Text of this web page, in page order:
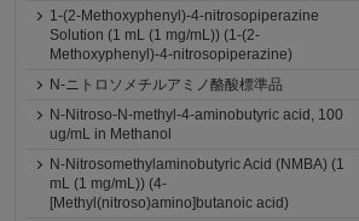
1-(2-Methoxyphenyl)-4-nitrosopiperazine
Solution (1 mL (1 mg/mL)) (1-(2-
Methoxyphenyl)-4-nitrosopiperazine)
N-ニトロソメチルアミノ酪酸標準品
N-Nitroso-N-methyl-4-aminobutyric acid, 100
ug/mL in Methanol
N-Nitrosomethylaminobutyric Acid (NMBA) (1
mL (1 mg/mL)) (4-
[Methyl(nitroso)amino]butanoic acid)